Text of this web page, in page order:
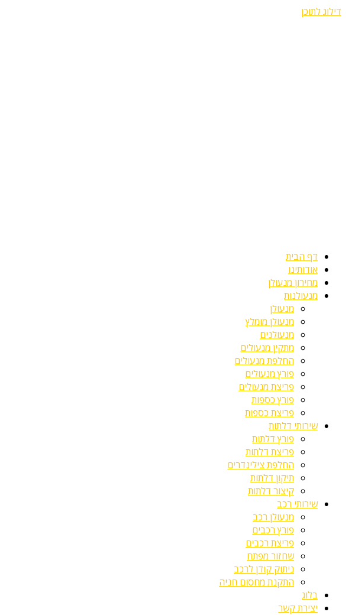
דילוג לתוכן
דף הבית
אודותינו
מחירון מנעולן
מנעולנות
מנעולן
מנעולן מומלץ
מנעולנים
מתקין מנעולים
החלפת מנעולים
פורץ מנעולים
פריצת מנעולים
פורץ כספות
פריצת כספות
שירותי דלתות
פורץ דלתות
פריצת דלתות
החלפת צילינדרים
תיקון דלתות
קיצור דלתות
שירותי רכב
מנעולן רכב
פורץ רכבים
פריצת רכבים
שחזור מפתח
ניתוק קודן לרכב
התקנת מחסום חניה
בלוג
יצירת קשר